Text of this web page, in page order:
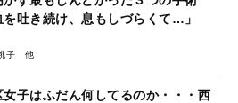
を吐き続け、息もしづらくて…」
子
女子はふだん何してるのか・・・西